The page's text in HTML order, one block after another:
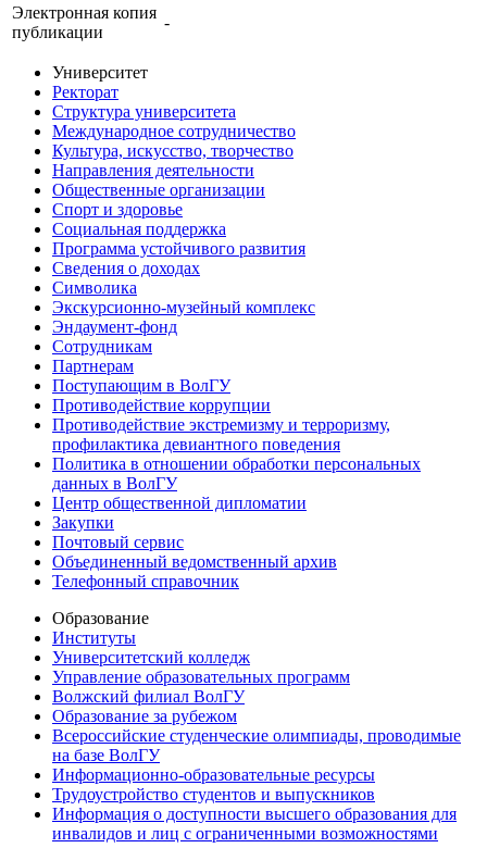
Электронная копия
публикации
-
Университет
Ректорат
Структура университета
Международное сотрудничество
Культура, искусство, творчество
Направления деятельности
Общественные организации
Спорт и здоровье
Социальная поддержка
Программа устойчивого развития
Сведения о доходах
Символика
Экскурсионно-музейный комплекс
Эндаумент-фонд
Сотрудникам
Партнерам
Поступающим в ВолГУ
Противодействие коррупции
Противодействие экстремизму и терроризму,
профилактика девиантного поведения
Политика в отношении обработки персональных
данных в ВолГУ
Центр общественной дипломатии
Закупки
Почтовый сервис
Объединенный ведомственный архив
Телефонный справочник
Образование
Институты
Университетский колледж
Управление образовательных программ
Волжский филиал ВолГУ
Образование за рубежом
Всероссийские студенческие олимпиады, проводимые
на базе ВолГУ
Информационно-образовательные ресурсы
Трудоустройство студентов и выпускников
Информация о доступности высшего образования для
инвалидов и лиц с ограниченными возможностями